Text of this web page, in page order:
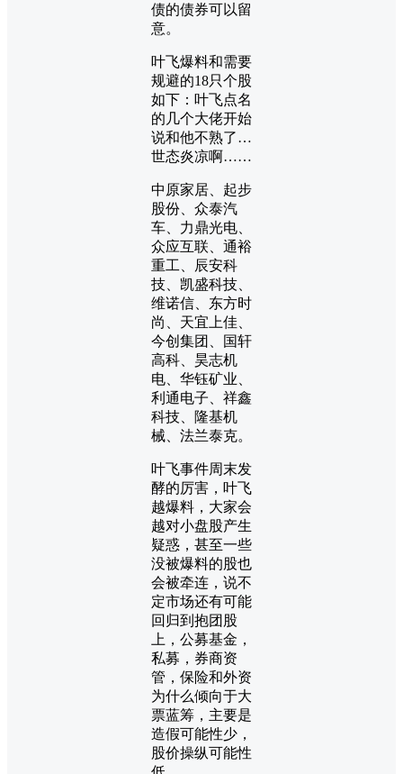
债的债券可以留
意。
叶飞爆料和需要
规避的18只个股
如下：叶飞点名
的几个大佬开始
说和他不熟了…
世态炎凉啊……
中原家居、起步
股份、众泰汽
车、力鼎光电、
众应互联、通裕
重工、辰安科
技、凯盛科技、
维诺信、东方时
尚、天宜上佳、
今创集团、国轩
高科、昊志机
电、华钰矿业、
利通电子、祥鑫
科技、隆基机
械、法兰泰克。
叶飞事件周末发
酵的厉害，叶飞
越爆料，大家会
越对小盘股产生
疑惑，甚至一些
没被爆料的股也
会被牵连，说不
定市场还有可能
回归到抱团股
上，公募基金，
私募，券商资
管，保险和外资
为什么倾向于大
票蓝筹，主要是
造假可能性少，
股价操纵可能性